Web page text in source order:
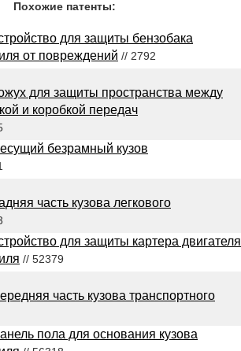
Похожие патенты:
для защиты бензобака
от повреждений // 2792
для защиты пространства между
и коробкой передач
безрамный кузов
часть кузова легкового
для защиты картера двигателя
// 52379
часть кузова транспортного
пола для основания кузова